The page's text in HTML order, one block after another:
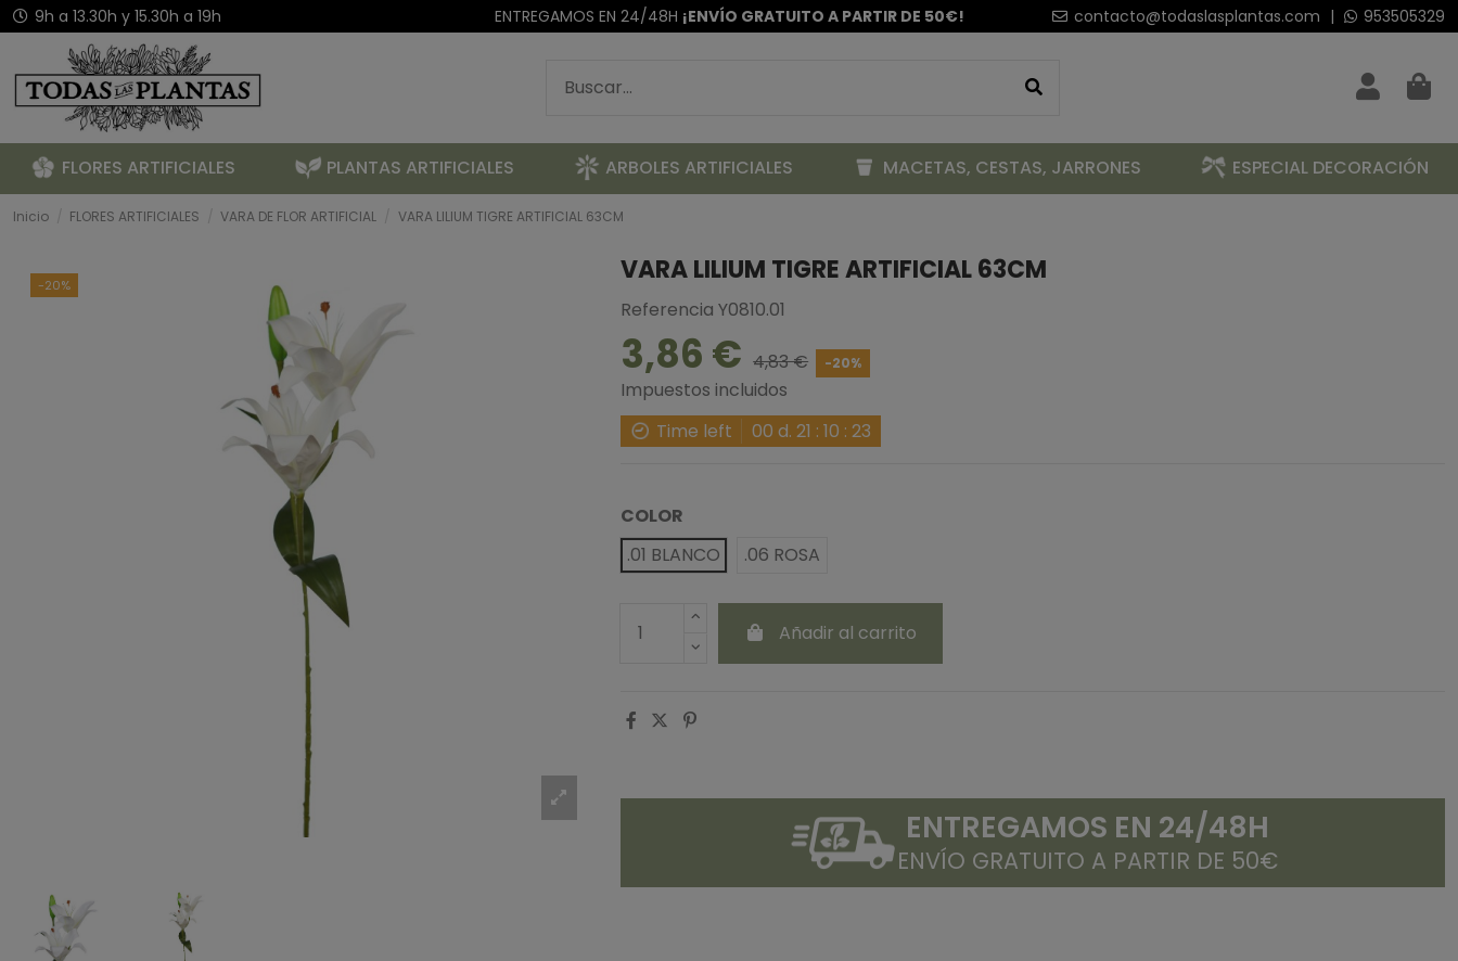
9h a 13.30h y 15.30h a 19h ENTREGAMOS EN 24/48H ¡ENVÍO GRATUITO A PARTIR DE 50€! contacto@todaslasplantas.com | 953505329
FLORES ARTIFICIALES PLANTAS ARTIFICIALES ARBOLES ARTIFICIALES MACETAS, CESTAS, JARRONES ESPECIAL DECORACIÓN
Inicio FLORES ARTIFICIALES VARA DE FLOR ARTIFICIAL VARA LILIUM TIGRE ARTIFICIAL 63CM
-20% VARA LILIUM TIGRE ARTIFICIAL 63CM
Referencia Y0810.01
3,86 € 4,83 € -20%
Impuestos incluidos
Time left
00 d. 21 : 10 : 22
COLOR
.01 BLANCO
.06 ROSA
Añadir al carrito
ENTREGAMOS EN 24/48H
ENVÍO GRATUITO A PARTIR DE 50€